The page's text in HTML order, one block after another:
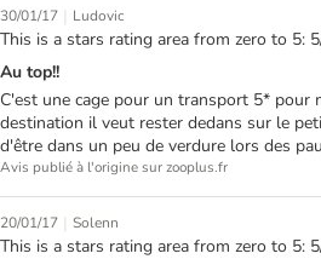
30/01/17 | Ludovic
This is a stars rating area from zero to 5:
Au top!!
C'est une cage pour un transport 5* pour
destination il veut rester dedans sur le
d'être dans un peu de verdure lors des
Avis publié à l'origine sur zooplus.fr
20/01/17 | Solenn
This is a stars rating area from zero to 5: